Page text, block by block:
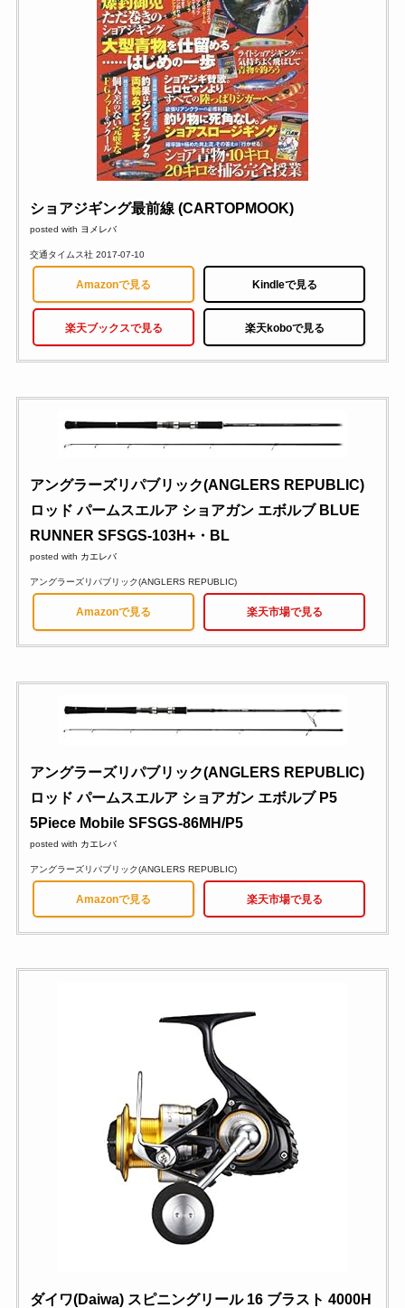
ショアジギング最前線 (CARTOPMOOK)
posted with ヨメレバ
交通タイムス社 2017-07-10
Amazonで見る Kindleで見る
楽天ブックスで見る 楽天koboで見る
アングラーズリパブリック(ANGLERS REPUBLIC)
ロッド パームスエルア ショアガン エボルブ BLUE
RUNNER SFSGS-103H+・BL
posted with カエレバ
アングラーズリパブリック(ANGLERS REPUBLIC)
Amazonで見る 楽天市場で見る
アングラーズリパブリック(ANGLERS REPUBLIC)
ロッド パームスエルア ショアガン エボルブ P5
5Piece Mobile SFSGS-86MH/P5
posted with カエレバ
アングラーズリパブリック(ANGLERS REPUBLIC)
Amazonで見る 楽天市場で見る
ダイワ(Daiwa) スピニングリール 16 ブラスト 4000H